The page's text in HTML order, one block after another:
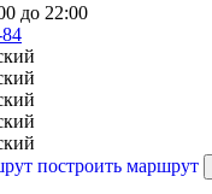
до 22:00
построить маршрут